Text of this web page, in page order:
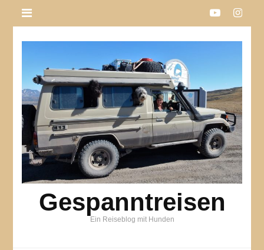
Gespanntreisen
Ein Reiseblog mit Hunden